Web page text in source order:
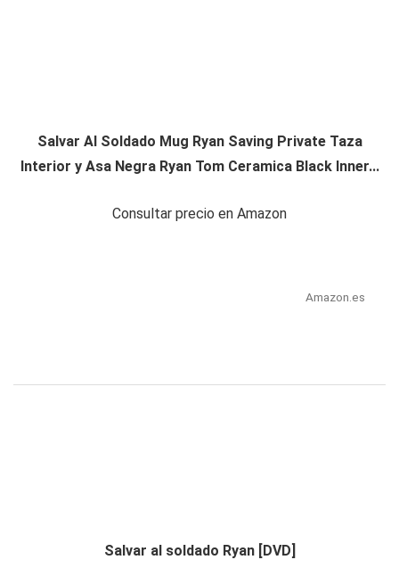
Salvar Al Soldado Mug Ryan Saving Private Taza
Interior y Asa Negra Ryan Tom Ceramica Black Inner...
Consultar precio en Amazon
Amazon.es
Salvar al soldado Ryan [DVD]